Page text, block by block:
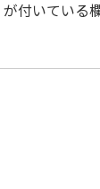
が付いている